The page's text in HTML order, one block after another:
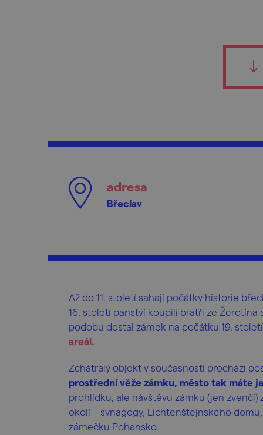
adresa
Břeclav
Až do 11. století sahají počátky historie
16. století panství koupili bratři ze Žerotína
podobu dostal zámek na počátku 19.
areál.
Zchátralý objekt v současnosti prochází
prostřední věže zámku, město tak máte
prohlídku, ale návštěvu zámku (jen
okolí – synagogy, Lichtenštejnského
zámečku Pohansko.